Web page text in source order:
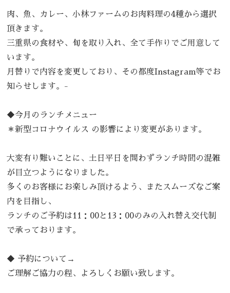
肉、魚、カレー、小林ファームのお肉料理の4種から選択
頂きます。
三重県の食材や、旬を取り入れ、全て手作りでご用意して
います。
月替りで内容を変更しており、その都度Instagram等でお
知らせします。-
◆今月のランチメニュー
＊新型コロナウイルス の影響により変更があります。
大変有り難いことに、土日平日を問わずランチ時間の混雑
が目立つようになりました。
多くのお客様にお楽しみ頂けるよう、またスムーズなご案
内を目指し、
ランチのご予約は11：00と13：00のみの入れ替え交代制
で承っております。
◆ 予約について→
ご理解ご協力の程、よろしくお願い致します。